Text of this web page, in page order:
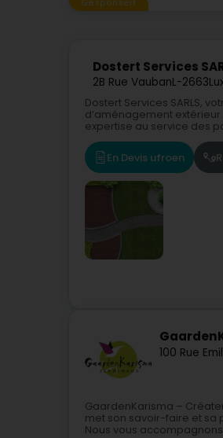
Gesponsert
Dostert Services
2B Rue VaubanL-2663
Dostert Services SARLS,
d’aménagement
expertise au service des
En Devis ufroen
100 Rue
GaardenKarisma –
met son savoir-faire et sa
Nous vous